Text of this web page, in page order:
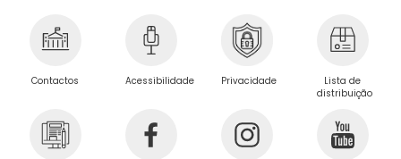
Contactos Acessibilidade Privacidade
Lista de
distribuição